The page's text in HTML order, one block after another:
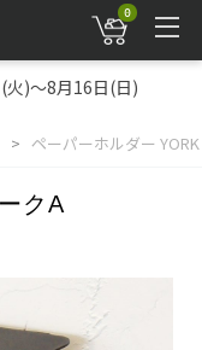
0
火)～8月16日(日)
ペーパーホルダー
クA